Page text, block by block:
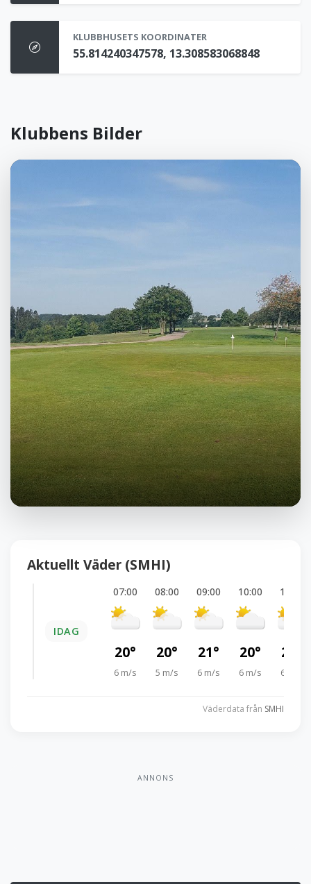
KLUBBHUSETS KOORDINATER
55.814240347578, 13.308583068848
Klubbens Bilder
Aktuellt Väder (SMHI)
IDAG
07:00
20°
6 m/s
08:00
20°
5 m/s
09:00
21°
6 m/s
10:00
20°
6 m/s
11:00
22°
6 m/s
Väderdata från SMHI
ANNONS